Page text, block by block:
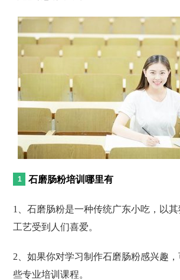
石磨肠粉培训哪里有
1、石磨肠粉是一种传统广东小吃，以
工艺受到人们喜爱。
2、如果你对学习制作石磨肠粉感兴趣
些专业培训课程。